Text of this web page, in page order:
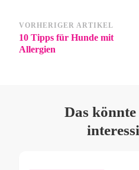
VORHERIGER ARTIKEL
10 Tipps für Hunde mit
Allergien
Das